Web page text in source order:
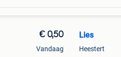
€ 0,50
Vandaag
Lies
Heestert